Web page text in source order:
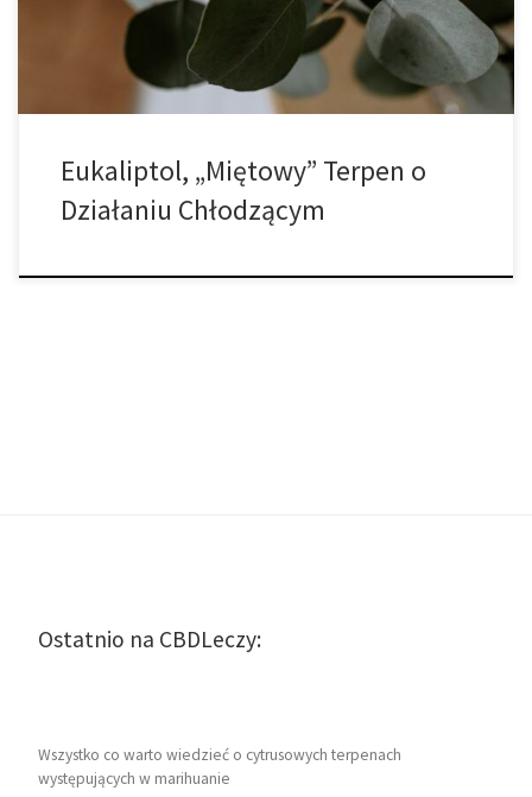
związki mają unikalne działanie i uzupełniają produkt z […]
Eukaliptol, „Miętowy” Terpen o
Działaniu Chłodzącym
Ostatnio na CBDLeczy:
Wszystko co warto wiedzieć o cytrusowych terpenach
występujących w marihuanie